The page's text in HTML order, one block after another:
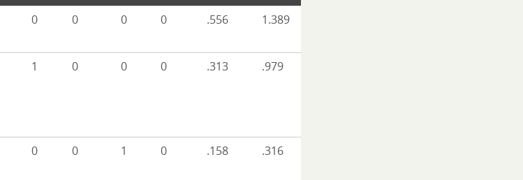
0 0 0 0 .556 1.389
1 0 0 0 .313 .979
0 0 1 0 .158 .316